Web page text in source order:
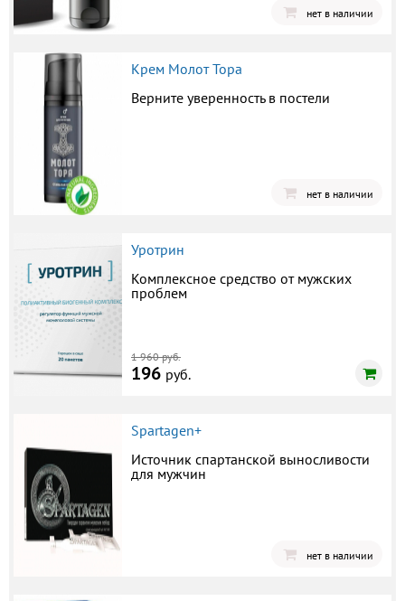
нет в наличии
Крем Молот Тора
Верните уверенность в постели
нет в наличии
Уротрин
Комплексное средство от мужских
проблем
1 960 руб.
196 руб.
Spartagen+
Источник спартанской выносливости
для мужчин
нет в наличии